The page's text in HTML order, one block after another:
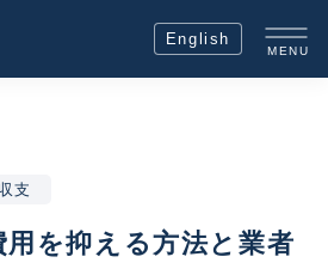
English
MENU
支
用を抑える方法と業者